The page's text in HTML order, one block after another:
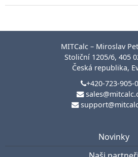
MITCalc – Miroslav
Stoliční 1205/6, 405
Česká republika,
+420-723-905-
Novinky